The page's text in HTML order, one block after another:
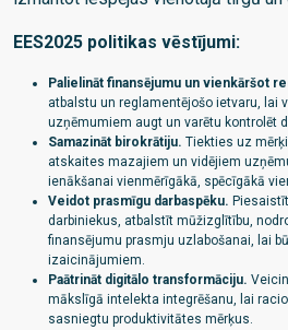
EES2025 politikas vēstījumi:
Palielināt finansējumu un vienkāršot
atbalstu un reglamentējošo ietvaru, lai
uzņēmumiem augt un varētu kontrolēt
Samazināt birokrātiju. Tiekties uz
atskaites mazajiem un vidējiem
ienākšanai vienmērīgākā, spēcīgākā
Veidot prasmīgu darbaspēku.
darbiniekus, atbalstīt mūžizglītību,
finansējumu prasmju uzlabošanai, lai
izaicinājumiem.
Paātrināt digitālo transformāciju.
mākslīgā intelekta integrēšanu, lai
sasniegtu produktivitātes mērķus.